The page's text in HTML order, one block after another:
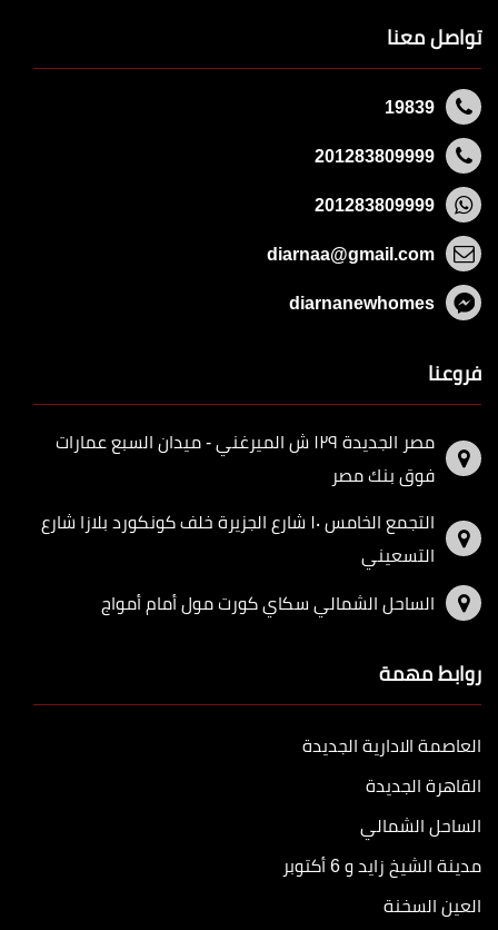
تواصل معنا
19839
201283809999
201283809999
diarnaa@gmail.com
diarnanewhomes
فروعنا
مصر الجديدة ١٢٩ ش الميرغني - ميدان السبع عمارات
فوق بنك مصر
التجمع الخامس ١٠ شارع الجزيرة خلف كونكورد بلازا شارع
التسعيني
الساحل الشمالي سكاي كورت مول أمام أمواج
روابط مهمة
العاصمة الادارية الجديدة
القاهرة الجديدة
الساحل الشمالي
مدينة الشيخ زايد و 6 أكتوبر
العين السخنة